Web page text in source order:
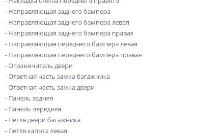
- Направляющая заднего бампера
- Направляющая заднего бампера левая
- Направляющая заднего бампера правая
- Направляющая переднего бампера левая
- Направляющая переднего бампера правая
- Ограничитель двери
- Ответная часть замка багажника
- Ответная часть замка двери
- Панель задняя
- Панель передняя
- Петля двери багажника
- Петля капота левая